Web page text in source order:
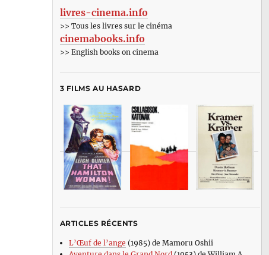
livres-cinema.info
>> Tous les livres sur le cinéma
cinemabooks.info
>> English books on cinema
3 FILMS AU HASARD
ARTICLES RÉCENTS
L’Œuf de l’ange (1985) de Mamoru Oshii